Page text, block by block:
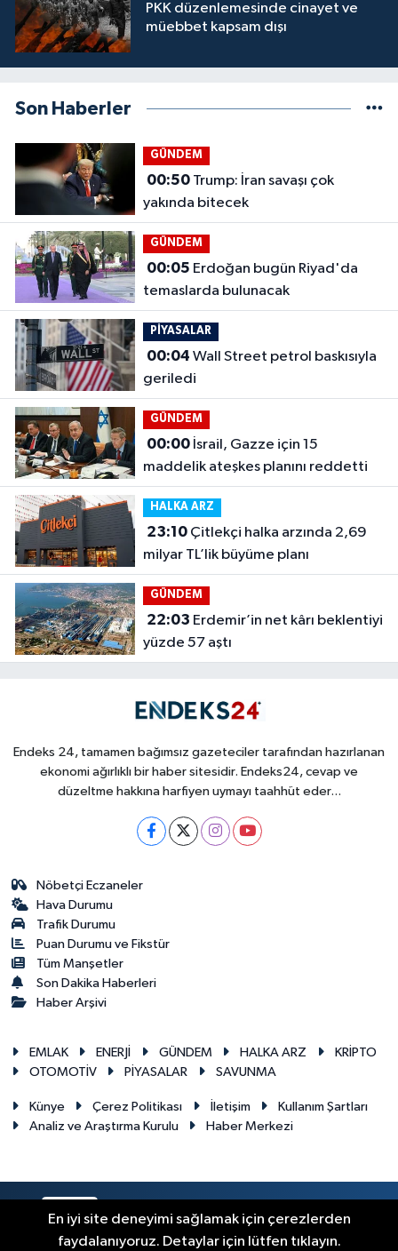
PKK düzenlemesinde cinayet ve
müebbet kapsam dışı
Son Haberler
GÜNDEM
00:50Trump: İran savaşı çok
yakında bitecek
GÜNDEM
00:05
temaslarda bulunacak
PİYASALAR
00:04
geriledi
GÜNDEM
00:00İsrail, Gazze için 15
maddelik ateşkes planını reddetti
HALKA ARZ
23:10Çitlekçi halka arzında 2,69
milyar TL’lik büyüme planı
GÜNDEM
22:03
yüzde 57 aştı
Endeks 24, tamamen bağımsız gazeteciler tarafından hazırlanan
ekonomi ağırlıklı bir haber sitesidir. Endeks24, cevap ve
düzeltme hakkına harfiyen uymayı taahhüt eder...
Nöbetçi Eczaneler
Hava Durumu
Trafik Durumu
Puan Durumu ve Fikstür
Tüm Manşetler
Son Dakika Haberleri
Haber Arşivi
EMLAK ENERJİ GÜNDEM HALKA ARZ
KRİPTO
OTOMOTİV
PİYASALAR SAVUNMA
Künye Çerez Politikası İletişim
Kullanım Şartları
Analiz ve Araştırma Kurulu
Haber Merkezi
En iyi site deneyimi sağlamak için çerezlerden
faydalanıyoruz. Detaylar için lütfen tıklayın.